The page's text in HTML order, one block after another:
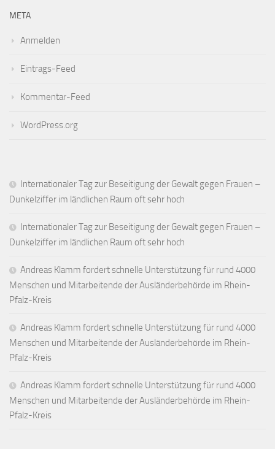
META
Anmelden
Eintrags-Feed
Kommentar-Feed
WordPress.org
Internationaler Tag zur Beseitigung der Gewalt gegen Frauen –
Dunkelziffer im ländlichen Raum oft sehr hoch
Internationaler Tag zur Beseitigung der Gewalt gegen Frauen –
Dunkelziffer im ländlichen Raum oft sehr hoch
Andreas Klamm fordert schnelle Unterstützung für rund 4000
Menschen und Mitarbeitende der Ausländerbehörde im Rhein-
Pfalz-Kreis
Andreas Klamm fordert schnelle Unterstützung für rund 4000
Menschen und Mitarbeitende der Ausländerbehörde im Rhein-
Pfalz-Kreis
Andreas Klamm fordert schnelle Unterstützung für rund 4000
Menschen und Mitarbeitende der Ausländerbehörde im Rhein-
Pfalz-Kreis